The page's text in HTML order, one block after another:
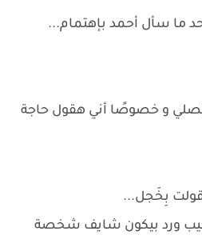
ما سأل أحمد بإهتمام...
و خصوصًا أني هقول حاجة
بِخَجل...
ورد بيكون شايف شخصة